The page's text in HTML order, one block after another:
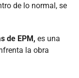
de lo normal, se
de EPM, es una
la obra